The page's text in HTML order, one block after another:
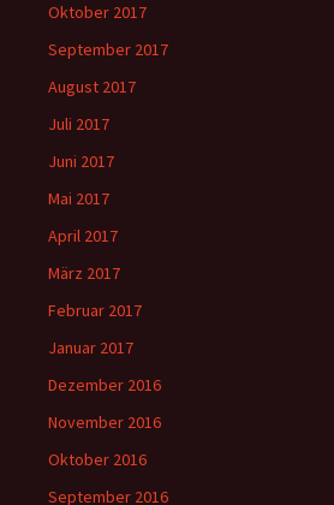
Oktober 2017
September 2017
August 2017
Juli 2017
Juni 2017
Mai 2017
April 2017
März 2017
Februar 2017
Januar 2017
Dezember 2016
November 2016
Oktober 2016
September 2016